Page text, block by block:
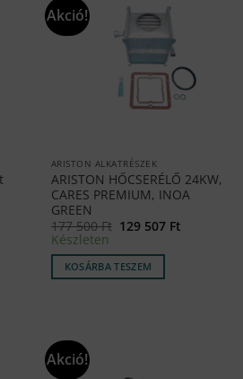
Akció!
ARISTON ALKATRÉSZEK
ARISTON HŐCSERÉLŐ 24KW,
CARES PREMIUM, INOA
GREEN
177 500Ft Original
177
500 Ft.
129 507 FtCurrent
Készleten
KOSÁRBA TESZEM
Akció!